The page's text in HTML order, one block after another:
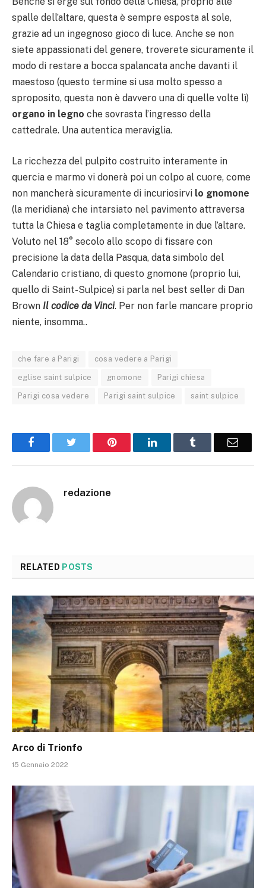
spalle dell’altare, questa è sempre esposta al sole,
grazie ad un ingegnoso gioco di luce. Anche se non
siete appassionati del genere, troverete sicuramente il
modo di restare a bocca spalancata anche davanti il
maestoso (questo termine si usa molto spesso a
sproposito, questa non è davvero una di quelle volte lì)
organo in legno che sovrasta l’ingresso della
cattedrale. Una autentica meraviglia.
La ricchezza del pulpito costruito interamente in
quercia e marmo vi donerà poi un colpo al cuore, come
non mancherà sicuramente di incuriosirvi lo gnomone
(la meridiana) che intarsiato nel pavimento attraversa
tutta la Chiesa e taglia completamente in due l’altare.
Voluto nel 18° secolo allo scopo di fissare con
precisione la data della Pasqua, data simbolo del
Calendario cristiano, di questo gnomone (proprio lui,
quello di Saint-Sulpice) si parla nel best seller di Dan
Brown Il codice da Vinci. Per non farle mancare proprio
niente, insomma..
che fare a Parigi cosa vedere a Parigi
eglise saint sulpice gnomone Parigi chiesa
Parigi cosa vedere Parigi saint sulpice saint sulpice
FacebookTwitter Pinterest LinkedInTumblr Email
redazione
RELATED POSTS
Arco di Trionfo
15 Gennaio 2022